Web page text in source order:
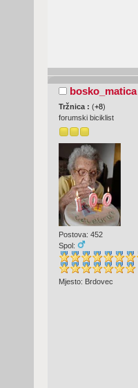
bosko_matica
Tržnica : (+8)
forumski biciklist
Postova: 452
Spol:
Mjesto: Brdovec